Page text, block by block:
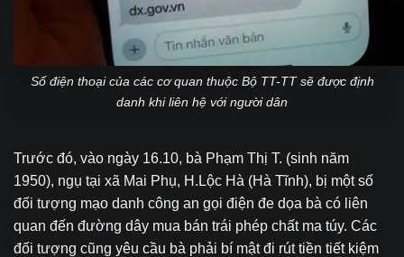
Số điện thoại của các cơ quan thuộc Bộ TT-TT sẽ được định
danh khi liên hệ với người dân
Trước đó, vào ngày 16.10, bà Phạm Thị T. (sinh năm
1950), ngụ tại xã Mai Phụ, H.Lộc Hà (Hà Tĩnh), bị một số
đối tượng mạo danh công an gọi điện đe dọa bà có liên
quan đến đường dây mua bán trái phép chất ma túy. Các
đối tượng cũng yêu cầu bà phải bí mật đi rút tiền tiết kiệm